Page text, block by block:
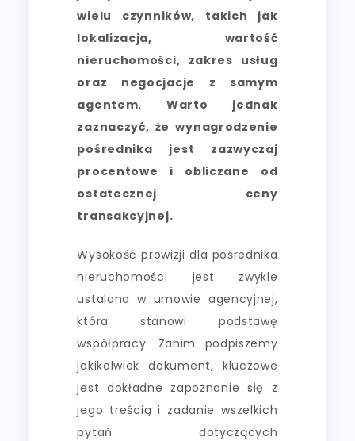
wielu czynników, takich jak
lokalizacja, wartość
nieruchomości, zakres usług
oraz negocjacje z samym
agentem. Warto jednak
zaznaczyć, że wynagrodzenie
pośrednika jest zazwyczaj
procentowe i obliczane od
ostatecznej ceny
transakcyjnej.
Wysokość prowizji dla pośrednika
nieruchomości jest zwykle
ustalana w umowie agencyjnej,
która stanowi podstawę
współpracy. Zanim podpiszemy
jakikolwiek dokument, kluczowe
jest dokładne zapoznanie się z
jego treścią i zadanie wszelkich
pytań dotyczących